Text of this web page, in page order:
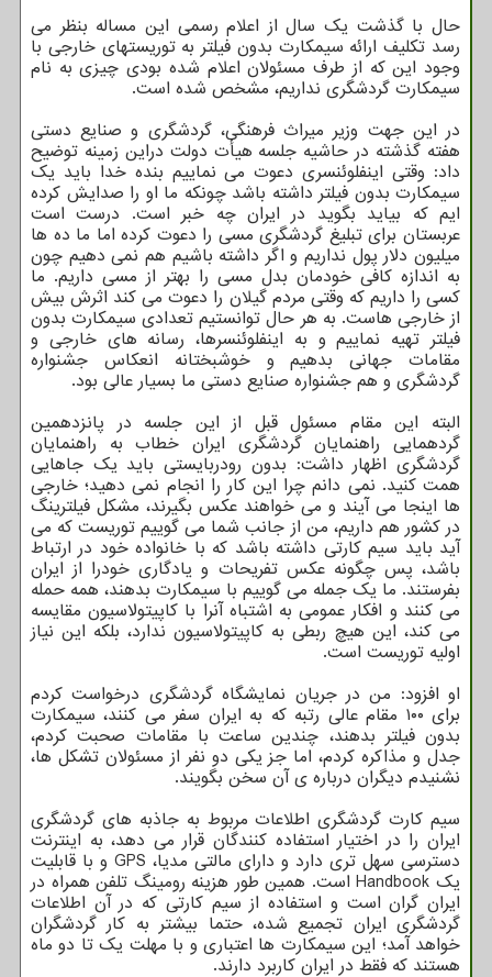
حال با گذشت یک سال از اعلام رسمی این مساله بنظر می
رسد تکلیف ارائه سیمکارت بدون فیلتر به توریستهای خارجی با
وجود این که از طرف مسئولان اعلام شده بودی چیزی به نام
سیمکارت گردشگری نداریم، مشخص شده است.
در این جهت وزیر میراث فرهنگی، گردشگری و صنایع دستی
هفته گذشته در حاشیه جلسه هیأت دولت دراین زمینه توضیح
داد: وقتی اینفلوئنسری دعوت می نماییم بنده خدا باید یک
سیمکارت بدون فیلتر داشته باشد چونکه ما او را صدایش کرده
ایم که بیاید بگوید در ایران چه خبر است. درست است
عربستان برای تبلیغ گردشگری مسی را دعوت کرده اما ما ده ها
میلیون دلار پول نداریم و اگر داشته باشیم هم نمی دهیم چون
به اندازه کافی خودمان بدل مسی را بهتر از مسی داریم. ما
کسی را داریم که وقتی مردم گیلان را دعوت می کند اثرش بیش
از خارجی هاست. به هر حال توانستیم تعدادی سیمکارت بدون
فیلتر تهیه نماییم و به اینفلوئنسرها، رسانه های خارجی و
مقامات جهانی بدهیم و خوشبختانه انعکاس جشنواره
گردشگری و هم جشنواره صنایع دستی ما بسیار عالی بود.
البته این مقام مسئول قبل از این جلسه در پانزدهمین
گردهمایی راهنمایان گردشگری ایران خطاب به راهنمایان
گردشگری اظهار داشت: بدون رودربایستی باید یک جاهایی
همت کنید. نمی دانم چرا این کار را انجام نمی دهید؛ خارجی
ها اینجا می آیند و می خواهند عکس بگیرند، مشکل فیلترینگ
در کشور هم داریم، من از جانب شما می گوییم توریست که می
آید باید سیم کارتی داشته باشد که با خانواده خود در ارتباط
باشد، پس چگونه عکس تفریحات و یادگاری خودرا از ایران
بفرستند. ما یک جمله می گوییم با سیمکارت بدهند، همه حمله
می کنند و افکار عمومی به اشتباه آنرا با کاپیتولاسیون مقایسه
می کند، این هیچ ربطی به کاپیتولاسیون ندارد، بلکه این نیاز
اولیه توریست است.
او افزود: من در جریان نمایشگاه گردشگری درخواست کردم
برای ۱۰۰ مقام عالی رتبه که به ایران سفر می کنند، سیمکارت
بدون فیلتر بدهند، چندین ساعت با مقامات صحبت کردم،
جدل و مذاکره کردم، اما جز یکی دو نفر از مسئولان تشکل ها،
نشنیدم دیگران درباره ی آن سخن بگویند.
سیم کارت گردشگری اطلاعات مربوط به جاذبه های گردشگری
ایران را در اختیار استفاده کنندگان قرار می دهد، به اینترنت
دسترسی سهل تری دارد و دارای مالتی مدیا، GPS و با قابلیت
یک Handbook است. همین طور هزینه رومینگ تلفن همراه در
ایران گران است و استفاده از سیم کارتی که در آن اطلاعات
گردشگری ایران تجمیع شده، حتما بیشتر به کار گردشگران
خواهد آمد؛ این سیمکارت ها اعتباری و با مهلت یک تا دو ماه
هستند که فقط در ایران کاربرد دارند.